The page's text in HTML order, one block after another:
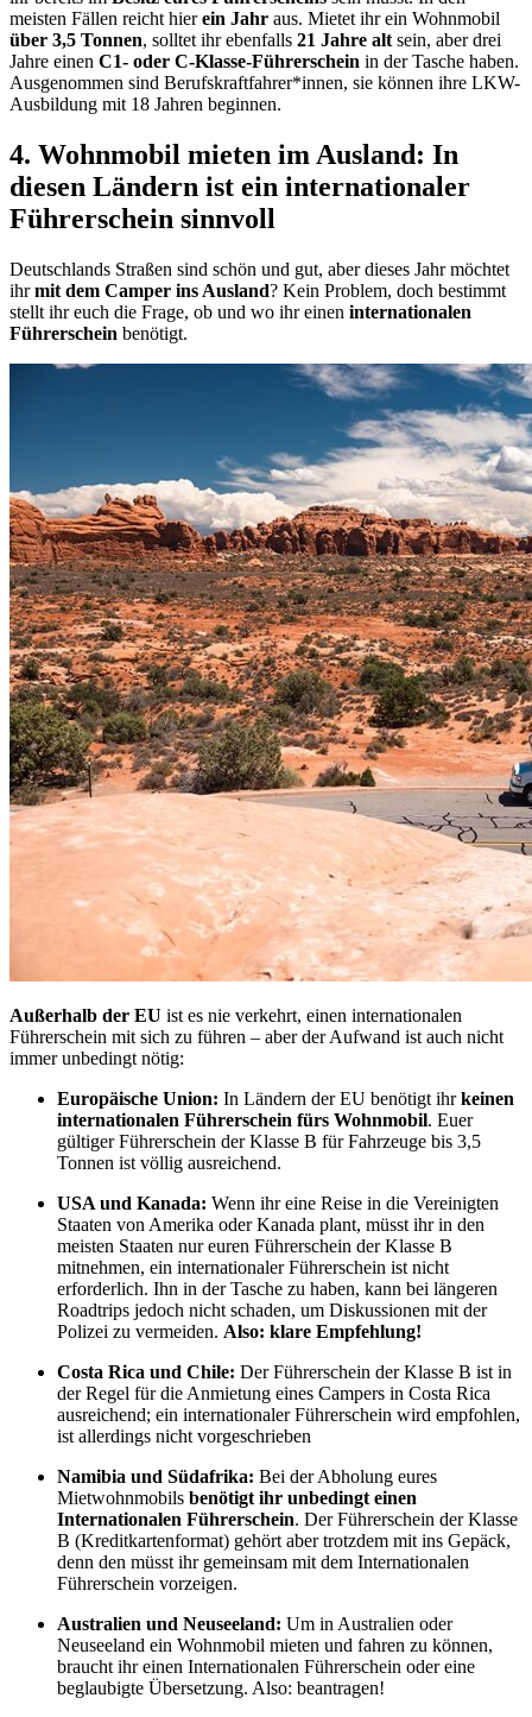
meisten Fällen reicht hierein Jahr aus. Mietet ihr ein Wohnmobil
über 3,5 Tonnen, solltet ihr ebenfalls 21 Jahre alt sein, aber drei
Jahre einen C1- oder C-Klasse-Führerschein in der Tasche haben.
Ausgenommen sind Berufskraftfahrer*innen, sie können ihre LKW-
Ausbildung mit 18 Jahren beginnen.
4. Wohnmobil mieten im Ausland: In
diesen Ländern ist ein internationaler
Führerschein sinnvoll
Deutschlands Straßen sind schön und gut, aber dieses Jahr möchtet
ihrmit dem Camper ins Ausland? Kein Problem, doch bestimmt
stellt ihr euch die Frage, ob und wo ihr einen internationalen
Führerschein benötigt.
Außerhalb der EU ist es nie verkehrt, einen internationalen
Führerschein mit sich zu führen – aber der Aufwand ist auch nicht
immer unbedingt nötig:
Europäische Union: In Ländern der EU benötigt ihrkeinen
internationalen Führerschein fürs Wohnmobil. Euer
gültiger Führerschein der Klasse B für Fahrzeuge bis 3,5
Tonnen ist völlig ausreichend.
USA und Kanada: Wenn ihr eine Reise in die Vereinigten
Staaten von Amerika oder Kanada plant, müsst ihr in den
meisten Staaten nur euren Führerschein der Klasse B
mitnehmen, ein internationaler Führerschein ist nicht
erforderlich. Ihn in der Tasche zu haben, kann bei längeren
Roadtrips jedoch nicht schaden, um Diskussionen mit der
Polizei zu vermeiden. Also: klare Empfehlung!
Costa Rica und Chile: Der Führerschein der Klasse B ist in
der Regel für die Anmietung eines Campers in Costa Rica
ausreichend; ein internationaler Führerschein wird empfohlen,
ist allerdings nicht vorgeschrieben
Namibia und Südafrika: Bei der Abholung eures
Mietwohnmobils benötigt ihr unbedingt einen
Internationalen Führerschein. Der Führerschein der Klasse
B (Kreditkartenformat) gehört aber trotzdem mit ins Gepäck,
denn den müsst ihr gemeinsam mit dem Internationalen
Führerschein vorzeigen.
Australien und Neuseeland: Um in Australien oder
Neuseeland ein Wohnmobil mieten und fahren zu können,
braucht ihr einen Internationalen Führerschein oder eine
beglaubigte Übersetzung. Also: beantragen!